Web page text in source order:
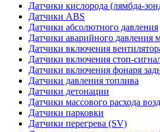
Датчики кислорода (лямбда-
Датчики ABS
Датчики абсолютного давления
Датчики аварийного давления
Датчики включения
Датчики включения стоп-
Датчики включения фонаря
Датчики давления топлива
Датчики детонации
Датчики массового расхода
Датчики парковки
Датчики перегрева (SV)